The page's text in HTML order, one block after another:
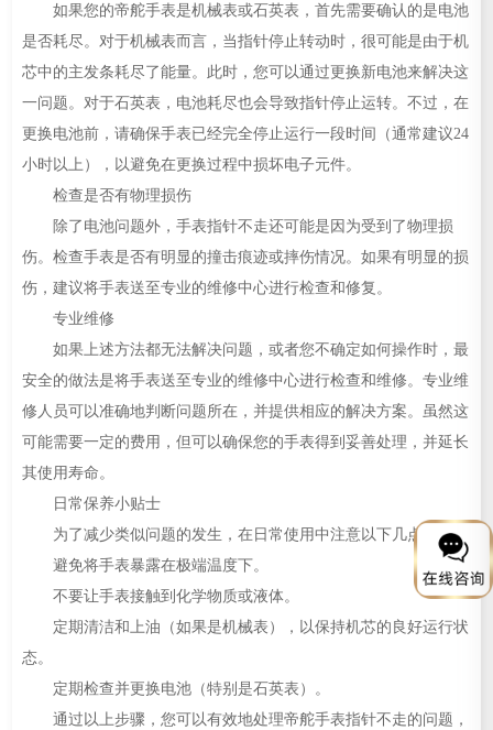
如果您的帝舵手表是机械表或石英表，首先需要确认的是电池
是否耗尽。对于机械表而言，当指针停止转动时，很可能是由于机
芯中的主发条耗尽了能量。此时，您可以通过更换新电池来解决这
一问题。对于石英表，电池耗尽也会导致指针停止运转。不过，在
更换电池前，请确保手表已经完全停止运行一段时间（通常建议24
小时以上），以避免在更换过程中损坏电子元件。
检查是否有物理损伤
除了电池问题外，手表指针不走还可能是因为受到了物理损
伤。检查手表是否有明显的撞击痕迹或摔伤情况。如果有明显的损
伤，建议将手表送至专业的维修中心进行检查和修复。
专业维修
如果上述方法都无法解决问题，或者您不确定如何操作时，最
安全的做法是将手表送至专业的维修中心进行检查和维修。专业维
修人员可以准确地判断问题所在，并提供相应的解决方案。虽然这
可能需要一定的费用，但可以确保您的手表得到妥善处理，并延长
其使用寿命。
日常保养小贴士
为了减少类似问题的发生，在日常使用中注意以下几点：
避免将手表暴露在极端温度下。
不要让手表接触到化学物质或液体。
定期清洁和上油（如果是机械表），以保持机芯的良好运行状
态。
定期检查并更换电池（特别是石英表）。
通过以上步骤，您可以有效地处理帝舵手表指针不走的问题，